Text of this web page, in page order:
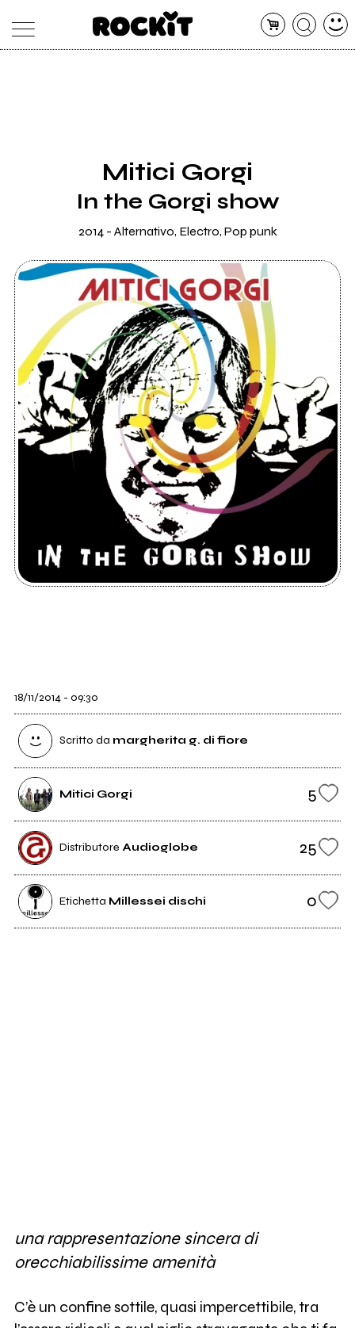
RADIO
Mitici Gorgi
In the Gorgi show
2014 - Alternativo, Electro, Pop punk
18/11/2014 - 09:30
Scritto da margherita g. di fiore
Mitici Gorgi 5
Distributore Audioglobe 25
Etichetta Millessei dischi 0
una rappresentazione sincera di
orecchiabilissime amenità
C’è un confine sottile, quasi impercettibile, tra